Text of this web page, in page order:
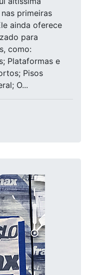
primeiras
ainda oferece
para
como:
Plataformas e
Pisos
O...